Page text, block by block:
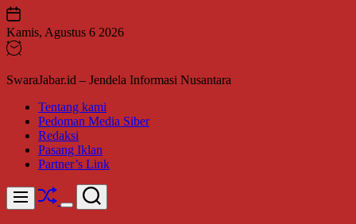
Skip
to
content
Kamis, Agustus 6 2026
SwaraJabar.id – Jendela Informasi Nusantara
Tentang kami
Pedoman Media Siber
Redaksi
Pasang Iklan
Partner’s Link
Menu Shuffle
Switch
Search